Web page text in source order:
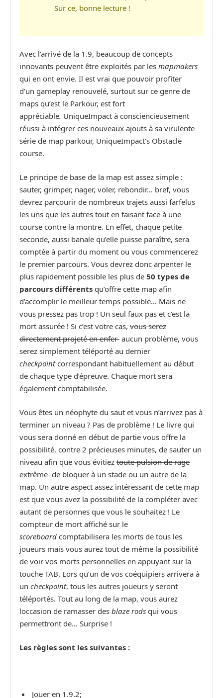
Sur ce, bonne lecture !
Avec l’arrivé de la 1.9, beaucoup de concepts
innovants peuvent être exploités par les mapmakers
qui en ont envie. Il est vrai que pouvoir profiter
d’un gameplay renouvelé, surtout sur ce genre de
maps qu’est le Parkour, est fort
appréciable. UniqueImpact à consciencieusement
réussi à intégrer ces nouveaux ajouts à sa virulente
série de map parkour, UniqueImpact’s Obstacle
course.
Le principe de base de la map est assez simple :
sauter, grimper, nager, voler, rebondir… bref, vous
devrez parcourir de nombreux trajets aussi farfelus
les uns que les autres tout en faisant face à une
course contre la montre. En effet, chaque petite
seconde, aussi banale qu’elle puisse paraître, sera
comptée à partir du moment ou vous commencerez
le premier parcours. Vous devrez donc arpenter le
plus rapidement possible les plus de 50 types de
parcours différents qu’offre cette map afin
d’accomplir le meilleur temps possible… Mais ne
vous pressez pas trop ! Un seul faux pas et c’est la
mort assurée ! Si c’est votre cas, vous serez
directement projeté en enfer aucun problème, vous
serez simplement téléporté au dernier
checkpointcorrespondant habituellement au début
de chaque type d’épreuve. Chaque mort sera
également comptabilisée.
Vous êtes un néophyte du saut et vous n’arrivez pas à
terminer un niveau ? Pas de problème ! Le livre qui
vous sera donné en début de partie vous offre la
possibilité, contre 2 précieuses minutes, de sauter un
niveau afin que vous évitiez toute pulsion de rage
extrême de bloquer à un stade ou un autre de la
map. Un autre aspect assez intéressant de cette map
est que vous avez la possibilité de la compléter avec
autant de personnes que vous le souhaitez ! Le
compteur de mort affiché sur le
scoreboard comptabilisera les morts de tous les
joueurs mais vous aurez tout de même la possibilité
de voir vos morts personnelles en appuyant sur la
touche TAB. Lors qu’un de vos coéquipiers arrivera à
un checkpoint, tous les autres joueurs y seront
téléportés. Tout au long de la map, vous aurez
loccasion de ramasser des blaze rods qui vous
permettront de… Surprise !
Les règles sont les suivantes :
Jouer en 1.9.2;